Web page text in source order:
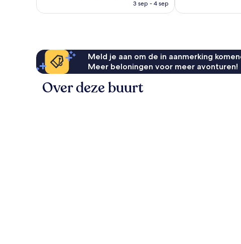
beoordelingen
3 sep - 4 sep
Meld je aan om de in aanmerking
Meer beloningen voor meer avonturen!
Over deze buurt